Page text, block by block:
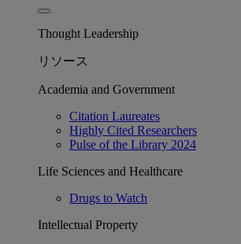
Thought Leadership
リソース
Academia and Government
Citation Laureates
Highly Cited Researchers
Pulse of the Library 2024
Life Sciences and Healthcare
Drugs to Watch
Intellectual Property